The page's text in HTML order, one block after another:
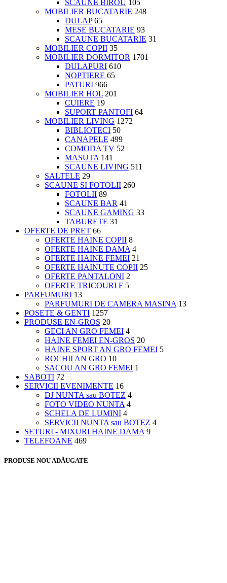
SCAUNE BIROU 105
MOBILIER BUCATARIE 248
DULAP 65
MESE BUCATARIE 93
SCAUNE BUCATARIE 31
MOBILIER COPII 35
MOBILIER DORMITOR 1701
DULAPURI 610
NOPTIERE 65
PATURI 966
MOBILIER HOL 201
CUIERE 19
SUPORT PANTOFI 64
MOBILIER LIVING 1272
BIBLIOTECI 50
CANAPELE 499
COMODA TV 52
MASUTA 141
SCAUNE LIVING 511
SALTELE 29
SCAUNE SI FOTOLII 260
FOTOLII 89
SCAUNE BAR 41
SCAUNE GAMING 33
TABURETE 31
OFERTE DE PRET 66
OFERTE HAINE COPII 8
OFERTE HAINE DAMA 4
OFERTE HAINE FEMEI 21
OFERTE HAINUTE COPII 25
OFERTE PANTALONI 2
OFERTE TRICOURI F 5
PARFUMURI 13
PARFUMURI DE CAMERA MASINA 13
POSETE & GENTI 1257
PRODUSE EN-GROS 20
GECI AN GRO FEMEI 4
HAINE FEMEI EN-GROS 20
HAINE SPORT AN GRO FEMEI 5
ROCHII AN GRO 10
SACOU AN GRO FEMEI 1
SABOTI 72
SERVICII EVENIMENTE 16
DJ NUNTA sau BOTEZ 4
FOTO VIDEO NUNTA 4
SCHELA DE LUMINI 4
SERVICII NUNTA sau BOTEZ 4
SETURI - MIXURI HAINE DAMA 9
TELEFOANE 469
PRODUSE NOU ADĂUGATE